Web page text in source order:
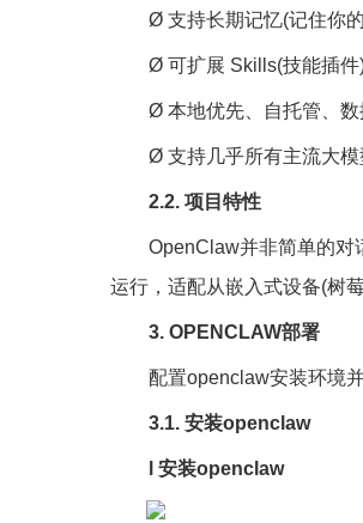
Ø 支持长期记忆(记住你
Ø 可扩展 Skills(技能插
Ø 本地优先、自托管、
Ø 支持几乎所有主流大
2.2. 项目特性
OpenClaw并非简单的对
运行，适配从嵌入式设备(树
3. OPENCLAW部署
配置openclaw安装环境
3.1. 安装openclaw
l 安装openclaw